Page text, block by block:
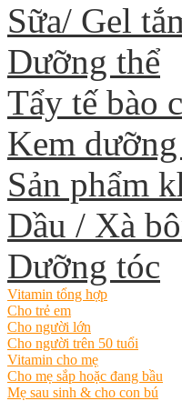
Sữa/ Gel
Dưỡng thể
Tẩy tế bào
Kem
Sản phẩm
Dầu / Xà
Dưỡng tóc
Vitamin tổng hợp
Cho trẻ em
Cho người lớn
Cho người trên 50 tuổi
Vitamin cho mẹ
Cho mẹ sắp hoặc đang bầu
Mẹ sau sinh & cho con bú